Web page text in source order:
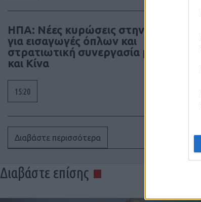
ΗΠΑ: Νέες κυρώσεις στην Κούβα
για εισαγωγές όπλων και
στρατιωτική συνεργασία με Ρωσία
και Κίνα
15:20
Διαβάστε περισσότερα
Διαβάστε επίσης